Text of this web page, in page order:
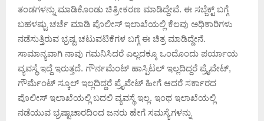
ತಂಡಗಳನ್ನು ಮಾಡಿಕೊಂಡು ಚಿತ್ರೀಕರಣ ಮಾಡಿದ್ದೇವೆ. ಈ ಸಬ್ಜೆಕ್ಟ್ ಬಗ್ಗೆ
ಬಹಳಷ್ಟು ಚರ್ಚೆ ಮಾಡಿ ಪೊಲೀಸ್ ಇಲಾಖೆಯಲ್ಲಿ ಕೆಲವು ಅಧಿಕಾರಿಗಳು
ನಡೆಸುತ್ತಿರುವ ಭ್ರಷ್ಟ ಚಟುವಟಿಕೆಗಳ ಬಗ್ಗೆ ಈ ಚಿತ್ರ ಮಾಡಿದ್ದೇನೆ.
ಸಾಮಾನ್ಯವಾಗಿ ನಾವು ಗಮನಿಸಿದರೆ ಎಲ್ಲದಕ್ಕೂ ಒಂದೊಂದು ಪರ್ಯಾಯ
ವ್ಯವಸ್ಥೆ ಇದ್ದೆ ಇರುತ್ತದೆ. ಗೌರ್ನಮೆಂಟ್ ಹಾಸ್ಪಿಟಲ್ ಇಲ್ಲದಿದ್ದರೆ ಪ್ರೈವೇಟ್,
ಗೌರ್ಮೆಂಟ್ ಸ್ಕೂಲ್ ಇಲ್ಲದಿದ್ದರೆ ಪ್ರೈವೇಟ್ ಹೀಗೆ ಆದರೆ ಸರ್ಕಾರದ
ಪೊಲೀಸ್ ಇಲಾಖೆಯಲ್ಲಿ ಬದಲಿ ವ್ಯವಸ್ಥೆ ಇಲ್ಲ. ಇಂಥ ಇಲಾಖೆಯಲ್ಲಿ
ನಡೆಯುವ ಭ್ರಷ್ಟಾಚಾರದಿಂದ ಜನರು ಹೇಗೆ ಸಮಸ್ಯೆಗಳನ್ನು